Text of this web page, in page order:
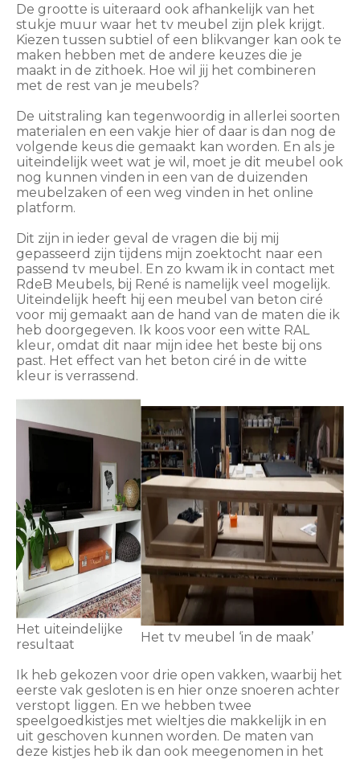
De grootte is uiteraard ook afhankelijk van het
stukje muur waar het tv meubel zijn plek krijgt.
Kiezen tussen subtiel of een blikvanger kan ook te
maken hebben met de andere keuzes die je
maakt in de zithoek. Hoe wil jij het combineren
met de rest van je meubels?
De uitstraling kan tegenwoordig in allerlei soorten
materialen en een vakje hier of daar is dan nog de
volgende keus die gemaakt kan worden. En als je
uiteindelijk weet wat je wil, moet je dit meubel ook
nog kunnen vinden in een van de duizenden
meubelzaken of een weg vinden in het online
platform.
Dit zijn in ieder geval de vragen die bij mij
gepasseerd zijn tijdens mijn zoektocht naar een
passend tv meubel. En zo kwam ik in contact met
RdeB Meubels, bij René is namelijk veel mogelijk.
Uiteindelijk heeft hij een meubel van beton ciré
voor mij gemaakt aan de hand van de maten die ik
heb doorgegeven. Ik koos voor een witte RAL
kleur, omdat dit naar mijn idee het beste bij ons
past. Het effect van het beton ciré in de witte
kleur is verrassend.
Het uiteindelijke
resultaat
Het tv meubel ‘in de maak’
Ik heb gekozen voor drie open vakken, waarbij het
eerste vak gesloten is en hier onze snoeren achter
verstopt liggen. En we hebben twee
speelgoedkistjes met wieltjes die makkelijk in en
uit geschoven kunnen worden. De maten van
deze kistjes heb ik dan ook meegenomen in het